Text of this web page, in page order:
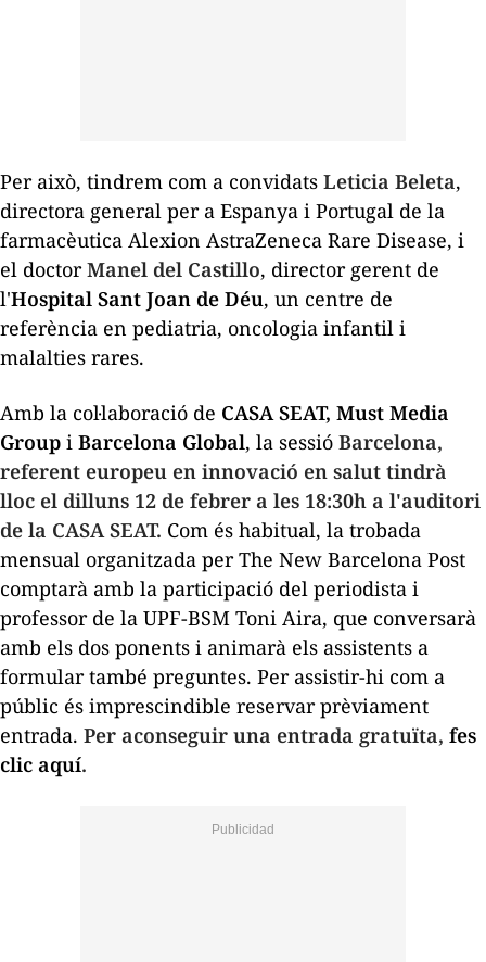
Per això, tindrem com a convidats Leticia Beleta,
directora general per a Espanya i Portugal de la
farmacèutica Alexion AstraZeneca Rare Disease, i
el doctorManel del Castillo, director gerent de
l'Hospital Sant Joan de Déu, un centre de
referència en pediatria, oncologia infantil i
malalties rares.
Amb la col·laboració de CASA SEAT, Must Media
Group i Barcelona Global, la sessió Barcelona,
referent europeu en innovació en salut tindrà
lloc el dilluns 12 de febrer a les 18:30h a l'auditori
de la CASA SEAT. Com és habitual, la trobada
mensual organitzada perThe New Barcelona Post
comptarà amb la participació del periodista i
professor de la UPF-BSM Toni Aira, que conversarà
amb els dos ponents i animarà els assistents a
formular també preguntes. Per assistir-hi com a
públic és imprescindible reservar prèviament
entrada. Per aconseguir una entrada gratuïta, fes
clic aquí.